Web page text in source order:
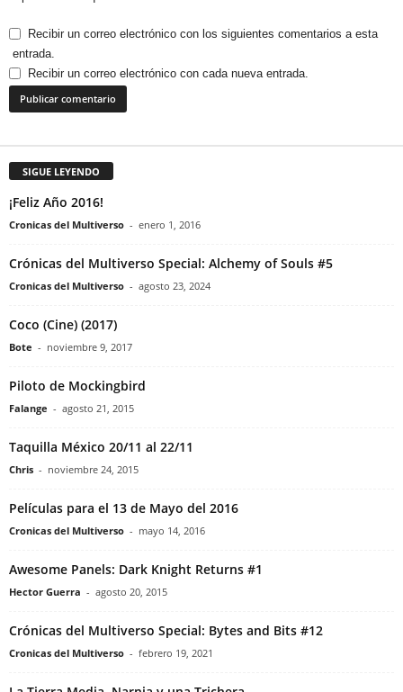
Recibir un correo electrónico con los siguientes comentarios a esta
entrada.
Recibir un correo electrónico con cada nueva entrada.
SIGUE LEYENDO
¡Feliz Año 2016!
Cronicas del Multiverso - enero 1, 2016
Crónicas del Multiverso Special: Alchemy of Souls #5
Cronicas del Multiverso - agosto 23, 2024
Coco (Cine) (2017)
Bote - noviembre 9, 2017
Piloto de Mockingbird
Falange - agosto 21, 2015
Taquilla México 20/11 al 22/11
Chris - noviembre 24, 2015
Películas para el 13 de Mayo del 2016
Cronicas del Multiverso - mayo 14, 2016
Awesome Panels: Dark Knight Returns #1
Hector Guerra - agosto 20, 2015
Crónicas del Multiverso Special: Bytes and Bits #12
Cronicas del Multiverso - febrero 19, 2021